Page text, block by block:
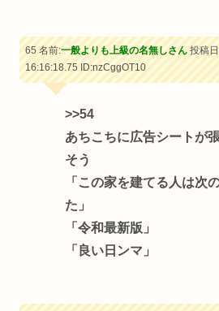
65 名前:一般よりも上級の名無しさん投稿
16:16:18.75ID:nzCggOT10
>>54
あちこちに広告シートが
そう
「この家を建てる人は次
た」
「令和最新版」
「良い日ンマ」